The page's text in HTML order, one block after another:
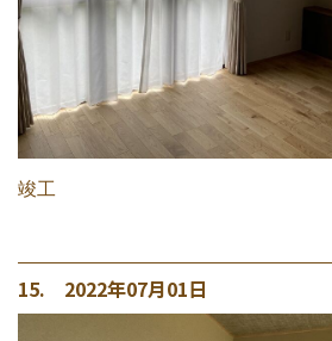
竣工
15. 2022年07月01日